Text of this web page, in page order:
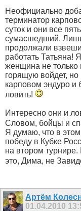
Неофициально
терминатор
суток и они все
сумасшедший.
продолжали
работать Татьяна!
женщина не только
горящую войдет,
карповом эндуро и
ловить!
Интересно они и
Словом, бойцы и
Я думаю, что в
победу в Кубке
на втором турнире.
это, Дима, не
Артём
01.04.2010